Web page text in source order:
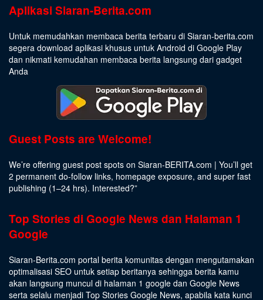
Aplikasi Siaran-Berita.com
Untuk memudahkan membaca berita terbaru di Siaran-berita.com
segera download aplikasi khusus untuk Android di Google Play
dan nikmati kemudahan membaca berita langsung dari gadget
Anda
Guest Posts are Welcome!
We’re offering guest post spots on Siaran-BERITA.com | You’ll get
2 permanent do-follow links, homepage exposure, and super fast
publishing (1–24 hrs). Interested?”
Top Stories di Google News dan Halaman 1
Google
Siaran-Berita.com portal berita komunitas dengan mengutamakan
optimalisasi SEO untuk setiap beritanya sehingga berita kamu
akan langsung muncul di halaman 1 google dan Google News
serta selalu menjadi Top Stories Google News, apabila kata kunci